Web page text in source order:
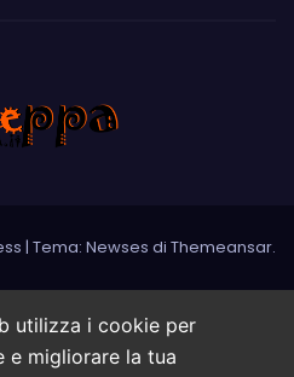
| Tema: Newses di Themeansar.
utilizza i cookie per
e migliorare la tua